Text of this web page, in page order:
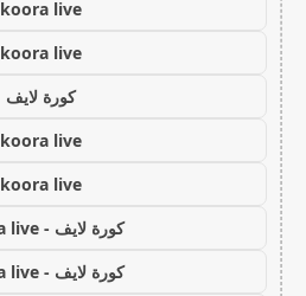
koora live
koora live
كورة لايف
koora live
koora live
كورة لايف - koora live
كورة لايف - koora live